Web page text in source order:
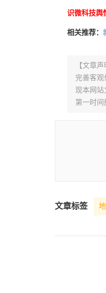
识微科技舆
相关推荐：
【文章
完善客
现本网站
第一时间
文章标签